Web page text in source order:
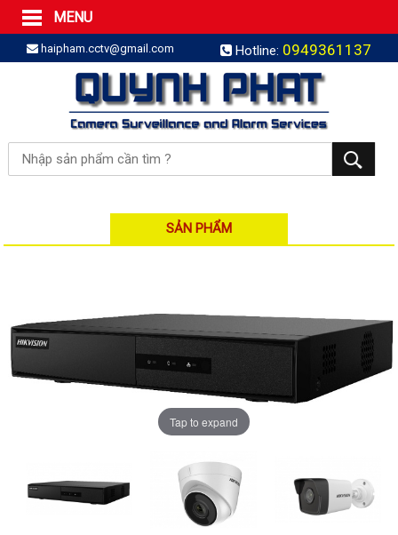
MENU
Trang Chủ
Sản phẩm
SẢN PHẨM TRỌN GÓI
LẮP BÁO TRỘM TRỌN GÓI
LẮP CAMERA TRỌN GÓI
Camera IP
Camera IP KBVISION
Camera IP HIKVISION
Camera IP Visionhitech
Đầu ghi IP | NVR
Đầu ghi IP HIKVISION
Đầu ghi IP Visionhitech
haipham.cctv@gmail.com Hotline: 0949361137
SẢN PHẨM
Tap to expand